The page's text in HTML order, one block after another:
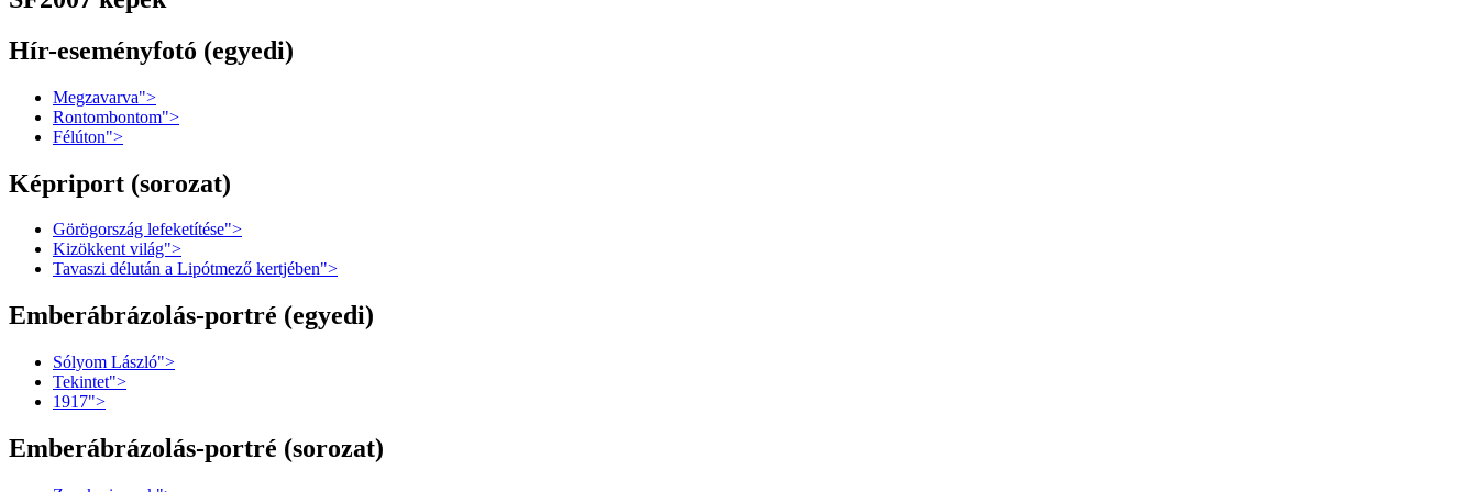
Hír-eseményfotó (egyedi)
Megzavarva">
Rontombontom">
Félúton">
Képriport (sorozat)
Görögország lefeketítése">
Kizökkent világ">
Tavaszi délután a Lipótmező kertjében">
Emberábrázolás-portré (egyedi)
Sólyom László">
Tekintet">
1917">
Emberábrázolás-portré (sorozat)